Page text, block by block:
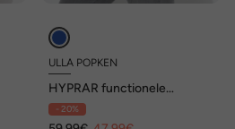
ULLA POPKEN
HYPRAR functionele
doorgestikte bodywarmer,
waterafstotend, ritszakken
- 20%